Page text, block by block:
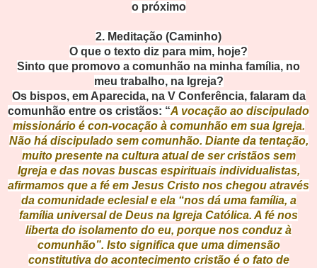
o próximo
2. Meditação (Caminho)
O que o texto diz para mim, hoje?
Sinto que promovo a comunhão na minha família, no
meu trabalho, na Igreja?
Os bispos, em Aparecida, na V Conferência, falaram da
comunhão entre os cristãos: “A vocação ao discipulado
missionário é con-vocação à comunhão em sua Igreja.
Não há discipulado sem comunhão. Diante da tentação,
muito presente na cultura atual de ser cristãos sem
Igreja e das novas buscas espirituais individualistas,
afirmamos que a fé em Jesus Cristo nos chegou através
da comunidade eclesial e ela “nos dá uma família, a
família universal de Deus na Igreja Católica. A fé nos
liberta do isolamento do eu, porque nos conduz à
comunhão”. Isto significa que uma dimensão
constitutiva do acontecimento cristão é o fato de